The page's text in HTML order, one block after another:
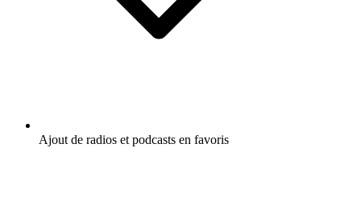
Ajout de radios et podcasts en favoris